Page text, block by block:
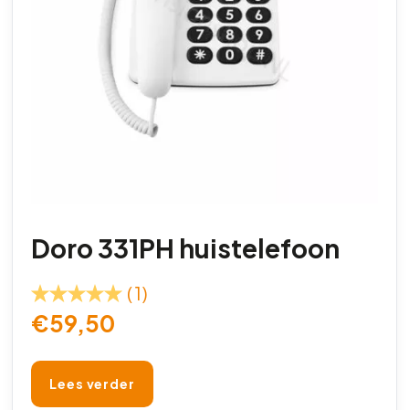
Doro 331PH huistelefoon
(1)
€59,50
Lees verder